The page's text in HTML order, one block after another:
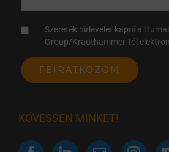
Szereték hírlevelet kapni a
Group/Krauthammer-től
KÖVESSEN MINKET!